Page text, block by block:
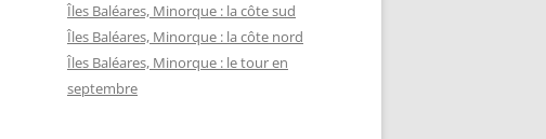
Îles Baléares, Minorque : la côte sud
Îles Baléares, Minorque : la côte nord
Îles Baléares, Minorque : le tour en
septembre